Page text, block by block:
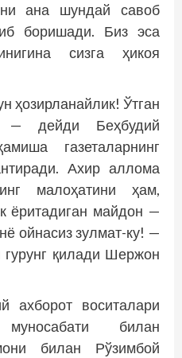
ана шундай савоб
боришади. Биз эса
сизга ҳикоя
ҳозирланайлик! Ўтган
— дейди Беҳбудий
газеталарнинг
Ахир аллома
малоҳатини ҳам,
ёритадиган майдон —
ойнасиз зулмат-ку! —
қилади Шержон
ахборот воситалари
билан
билан Рўзимбой